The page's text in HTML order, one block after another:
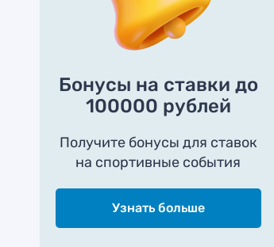
Бонусы на ставки до
100000 рублей
Получите бонусы для ставок
на спортивные события
Узнать больше